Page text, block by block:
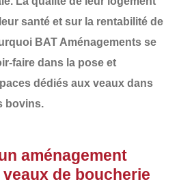
santé et sur la rentabilité de
BAT Aménagements se
faire dans la pose et
dédiés aux veaux dans
bovins.
aménagement
de boucherie